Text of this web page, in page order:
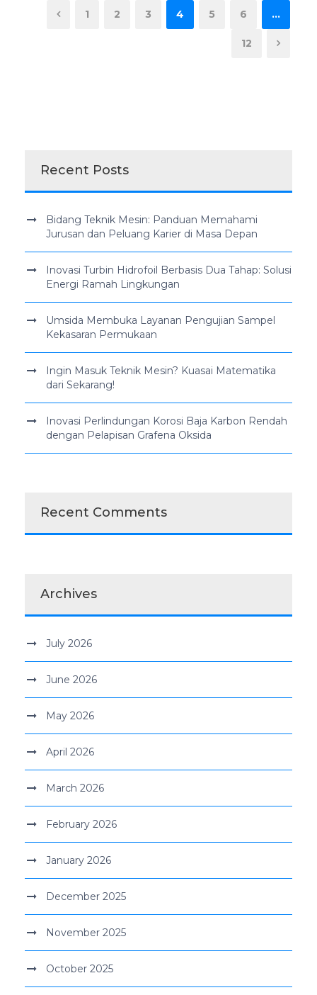
1 2 3 4 5 6 …
12
Recent Posts
Bidang Teknik Mesin: Panduan Memahami
Jurusan dan Peluang Karier di Masa Depan
Inovasi Turbin Hidrofoil Berbasis Dua Tahap: Solusi
Energi Ramah Lingkungan
Umsida Membuka Layanan Pengujian Sampel
Kekasaran Permukaan
Ingin Masuk Teknik Mesin? Kuasai Matematika
dari Sekarang!
Inovasi Perlindungan Korosi Baja Karbon Rendah
dengan Pelapisan Grafena Oksida
Recent Comments
Archives
July 2026
June 2026
May 2026
April 2026
March 2026
February 2026
January 2026
December 2025
November 2025
October 2025